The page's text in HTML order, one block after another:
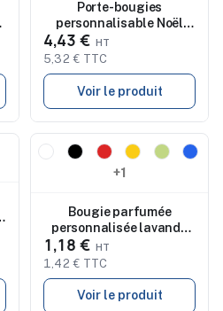
Porte-bougies
personnalisable Noël
FOREST
4,43 €
5,32 € TTC
Voir le produit
Nouveau
+1
Bougie parfumée
personnalisée lavande
en boîte métal TRINI
1,18 €
1,42 € TTC
Voir le produit